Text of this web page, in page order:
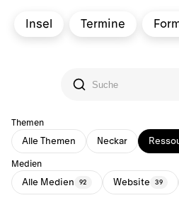
Insel Termine
Themen
Alle Themen Neckar
Medien
Alle Medien 92 Website 39